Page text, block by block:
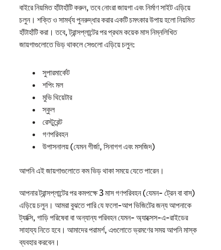
বাইরে নিয়মিত হাঁটাহাঁটি করুন, তবে নোংরা জায়গা এবং নির্মাণ সাইট এড়িয়ে
চলুন। শক্তি ও সামর্থ্য পুনরুদ্ধার করার একটি চমৎকার উপায় হলো নিয়মিত
হাঁটাহাঁটি করা। তবে, ট্রান্সপ্লান্টের পর প্রথম কয়েক মাস নিম্নলিখিত
জায়গাগুলোতে ভিড় থাকলে সেগুলো এড়িয়ে চলুন:
সুপারমার্কেট
শপিং মল
মুভি থিয়েটার
স্কুল
রেস্টুরেন্ট
গণপরিবহন
উপাসনালয় (যেমন গীর্জা, সিনাগগ এবং মসজিদ)
আপনি এই জায়গাগুলোতে কম ভিড় থাকা সময়ে যেতে পারেন।
আপনার ট্রান্সপ্লান্টের পর কমপক্ষে 3 মাস গণপরিবহন (যেমন- ট্রেন বা বাস)
এড়িয়ে চলুন। আমরা বুঝতে পারি যে ফলো-আপ ভিজিটের জন্য আপনাকে
ট্যাক্সি, গাড়ি পরিষেবা বা অন্যান্য পরিবহন যেমন- অ্যাক্সেস-এ-রাইডের
সাহায্য নিতে হবে। আমাদের পরামর্শ, এগুলোতে ভ্রমণের সময় আপনি মাস্ক
ব্যবহার করবেন।